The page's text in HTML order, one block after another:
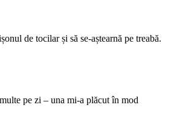
de tocilar și să se-aștearnă pe treabă.
pe zi – una mi-a plăcut în mod